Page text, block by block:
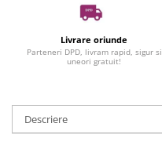
Livrare oriunde
Parteneri DPD, livram rapid, sigur si
uneori gratuit!
Descriere